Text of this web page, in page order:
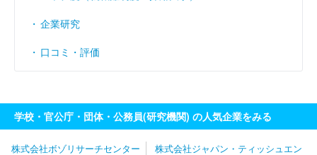
企業研究
口コミ・評価
学校・官公庁・団体・公務員(研究機関) の人気企業をみる
株式会社ボゾリサーチセンター 株式会社ジャパン・ティッシュエン